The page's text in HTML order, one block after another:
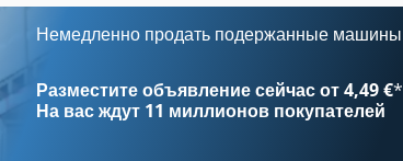
Case Ih Maxxum 5140
Case Ih Mx 100 C
Немедленно продать подержанные машины
Разместите объявление сейчас от 4,49 €*
На вас ждут 11 миллионов покупателей